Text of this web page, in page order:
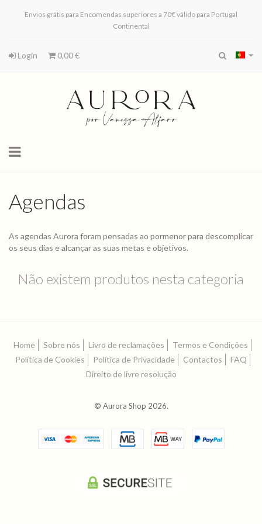
Envios grátis para Encomendas superiores a 70€ válido para Portugal
Continental
Login 0,00 €
Toggle
Agendas
As agendas Aurora foram pensadas ao pormenor para descomplicar
os seus dias e alcançar as suas metas e objetivos.
Não existem produtos nesta categoria
Home Sobre nós Livro de reclamações
Termos e Condições
Política de Cookies
Política de Privacidade Contactos
FAQ
Direito de livre resolução
© Aurora Shop 2026.